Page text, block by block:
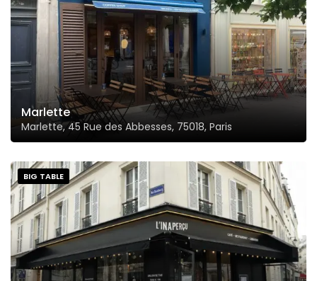
Marlette
Marlette, 45 Rue des Abbesses, 75018, Paris
BIG TABLE